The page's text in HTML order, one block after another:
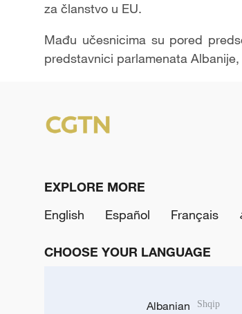
za članstvo u EU.
Mađu učesnicima su pored
predstavnici parlamenata
EXPLORE MORE
English
Español Français
CHOOSE YOUR LANGUAGE
Albanian Shqip